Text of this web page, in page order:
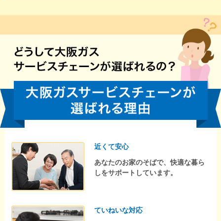
近くて安心
あなたのお家のそばで、快適な暮ら
しをサポートしています。
ていねいな対応